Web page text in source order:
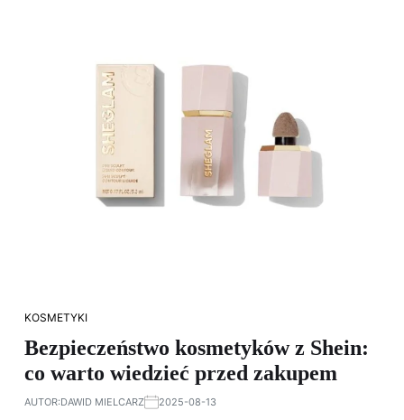
KOSMETYKI
Bezpieczeństwo kosmetyków z Shein:
co warto wiedzieć przed zakupem
AUTOR:DAWID MIELCARZ 2025-08-13